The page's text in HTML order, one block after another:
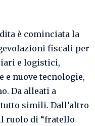
è cominciata la
fiscali per
e logistici,
nuove tecnologie,
Da alleati a
simili. Dall’altro
ruolo di “fratello